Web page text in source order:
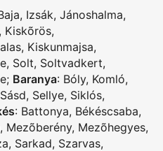
, Izsák, Jánoshalma,
, Kiskõrös,
, Kiskunmajsa,
, Solt, Soltvadkert,
; Baranya: Bóly, Komló,
Sásd, Sellye, Siklós,
: Battonya, Békéscsaba,
, Mezõberény, Mezõhegyes,
, Sarkad, Szarvas,